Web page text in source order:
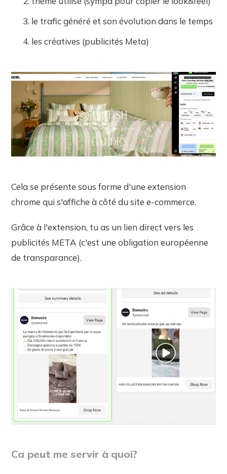
le trafic généré et son évolution dans le temps
les créatives (publicités Meta)
Cela se présente sous forme d'une extension
chrome qui s'affiche à côté du site e-commerce.
Grâce à l'extension, tu as un lien direct vers les
publicités META (c'est une obligation européenne
de transparance).
Ca peut me servir à quoi?